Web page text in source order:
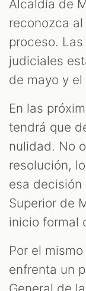
Alcaldía de
reconozca
proceso.
judiciales
de mayo y
En las
tendrá que
nulidad. No
resolución,
esa decisión
Superior de
inicio formal
Por el
enfrenta un